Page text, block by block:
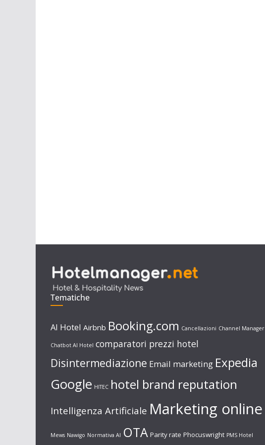
Tematiche
AI Hotel Airbnb Booking.com Cancellazioni Channel Manager
Chatbot AI Hotel comparatori prezzi hotel
Disintermediazione Email marketing Expedia
Google HITEC hotel brand reputation
Intelligenza Artificiale Marketing online
Mews Nawigo Normativa AI OTA Parity rate Phocuswright PMS Hotel